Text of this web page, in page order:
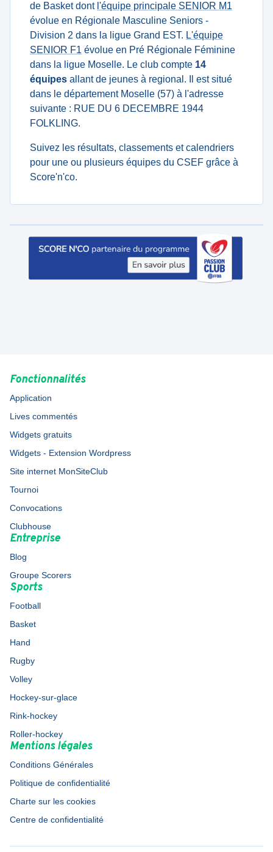
de Basket dont l'équipe principale SENIOR M1
évolue en Régionale Masculine Seniors -
Division 2 dans la ligue Grand EST. L'équipe
SENIOR F1 évolue en Pré Régionale Féminine
dans la ligue Moselle. Le club compte 14
équipes allant de jeunes à regional. Il est situé
dans le département Moselle (57) à l'adresse
suivante : RUE DU 6 DECEMBRE 1944
FOLKLING.
Suivez les résultats, classements et calendriers
pour une ou plusieurs équipes du CSEF grâce à
Score'n'co.
Fonctionnalités
Application
Lives commentés
Widgets gratuits
Widgets - Extension Wordpress
Site internet MonSiteClub
Tournoi
Convocations
Clubhouse
Entreprise
Blog
Groupe Scorers
Sports
Football
Basket
Hand
Rugby
Volley
Hockey-sur-glace
Rink-hockey
Roller-hockey
Mentions légales
Conditions Générales
Politique de confidentialité
Charte sur les cookies
Centre de confidentialité